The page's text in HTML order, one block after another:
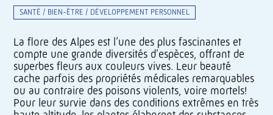
SANTÉ / BIEN-ÊTRE / DÉVELOPPEMENT PERSONNEL
La flore des Alpes est l’une des plus fascinantes et
compte une grande diversités d’espèces, offrant de
superbes fleurs aux couleurs vives. Leur beauté
cache parfois des propriétés médicales remarquables
ou au contraire des poisons violents, voire mortels!
Pour leur survie dans des conditions extrêmes en très